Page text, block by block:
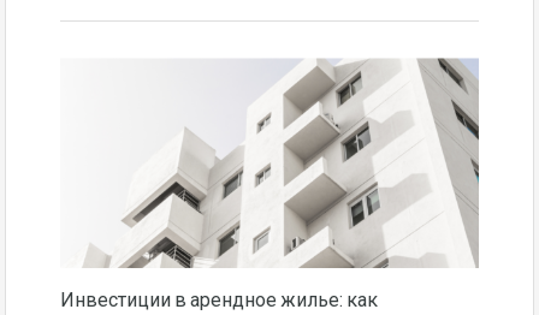
Инвестиции в арендное жилье: как